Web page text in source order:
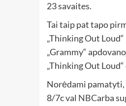
23 savaites.
Tai taip pat tapo
„Thinking Out
„Grammy“
„Thinking Out
Norėdami
8/7c val NBCarba